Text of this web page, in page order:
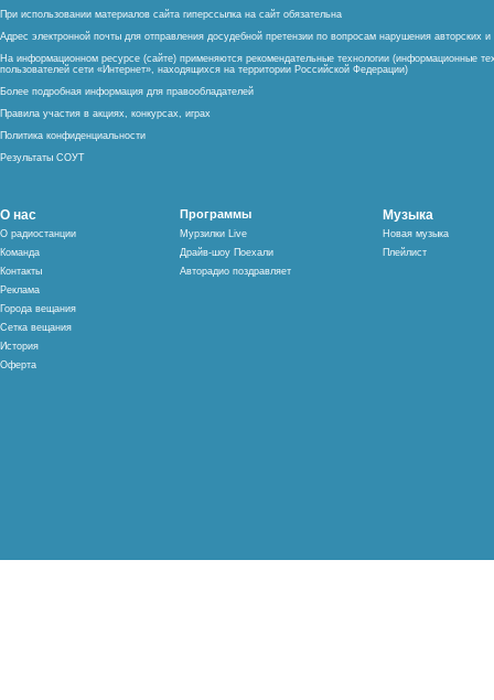
При использовании материалов сайта гиперссылка на сайт обязательна
Адрес электронной почты для отправления досудебной претензии по вопросам нарушения авторских
На информационном ресурсе (сайте) применяются рекомендательные технологии (информационные
пользователей сети «Интернет», находящихся на территории Российской Федерации)
Более подробная информация для правообладателей
Правила участия в акциях, конкурсах, играх
Политика конфиденциальности
Результаты СОУТ
О нас
О радиостанции
Команда
Контакты
Реклама
Города вещания
Сетка вещания
История
Оферта
Программы
Мурзилки Live
Драйв-шоу Поехали
Авторадио поздравляет
Музыка
Новая музыка
Плейлист